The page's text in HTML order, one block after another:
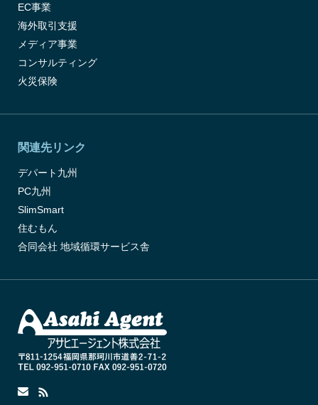
EC事業
海外取引支援
メディア事業
コンサルティング
火災保険
関連先リンク
デパート九州
PC九州
SlimSmart
住むもん
合同会社 地域循環サービス舎